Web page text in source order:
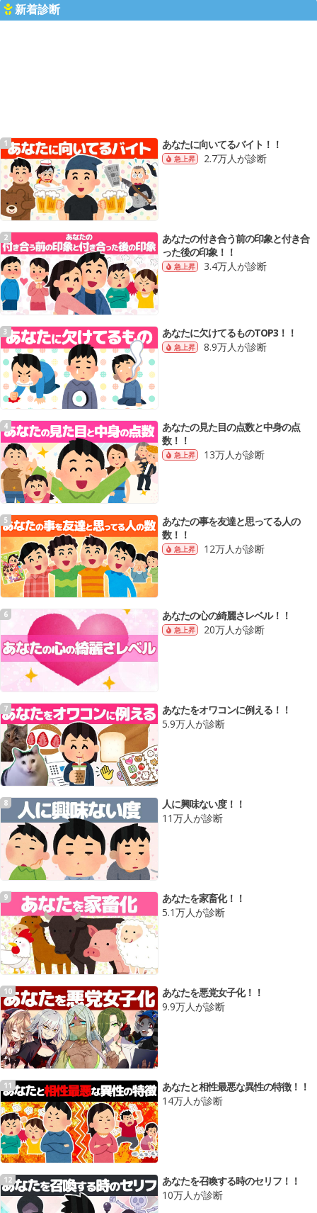
新着診断
1 あなたに向いてるバイト！！
急上昇 2.7万人が診断
2
あなたの付き合う前の印象と付き合
った後の印象！！
急上昇 3.4万人が診断
3 あなたに欠けてるものTOP3！！
急上昇 8.9万人が診断
4
あなたの見た目の点数と中身の点
数！！
急上昇 13万人が診断
5
あなたの事を友達と思ってる人の
数！！
急上昇 12万人が診断
6 あなたの心の綺麗さレベル！！
急上昇 20万人が診断
7
あなたをオワコンに例える！！
5.9万人が診断
8
人に興味ない度！！
11万人が診断
9
あなたを家畜化！！
5.1万人が診断
10
あなたを悪党女子化！！
9.9万人が診断
11
あなたと相性最悪な異性の特徴！！
14万人が診断
12
あなたを召喚する時のセリフ！！
10万人が診断